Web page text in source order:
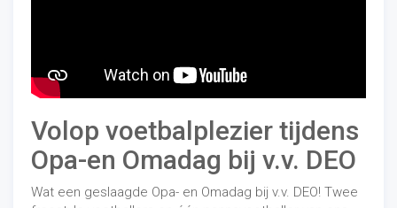
Volop voetbalplezier tijdens
Opa-en Omadag bij v.v. DEO
Wat een geslaagde Opa- en Omadag bij v.v. DEO! Twee